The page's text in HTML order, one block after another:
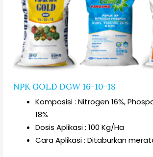
NPK GOLD DGW 16-10-18
Komposisi : Nitrogen 16%,
18%
Dosis Aplikasi : 100 Kg/Ha
Cara Aplikasi : Ditaburkan